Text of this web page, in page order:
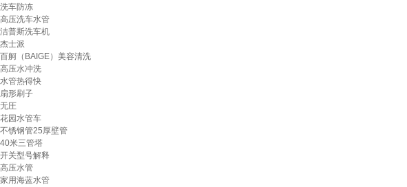
洗车防冻
高压洗车水管
洁普斯洗车机
杰士派
百舸（BAIGE）美容清洗
高压水冲洗
水管热得快
扇形刷子
无圧
花园水管车
不锈钢管25厚壁管
40米三管塔
开关型号解释
高压水管
家用海蓝水管